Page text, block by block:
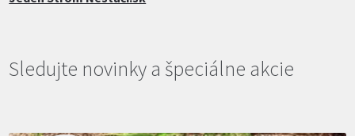
Sledujte novinky a špeciálne akcie